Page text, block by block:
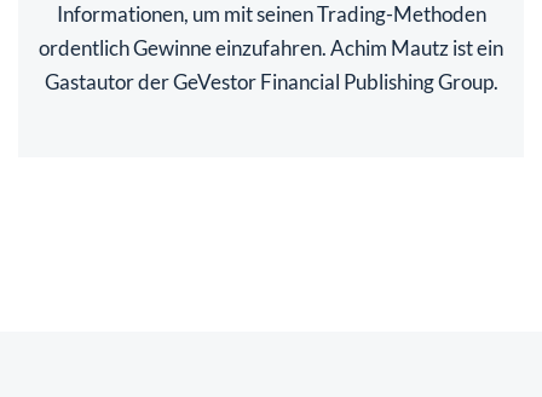
Informationen, um mit seinen Trading-Methoden
ordentlich Gewinne einzufahren. Achim Mautz ist ein
Gastautor der GeVestor Financial Publishing Group.